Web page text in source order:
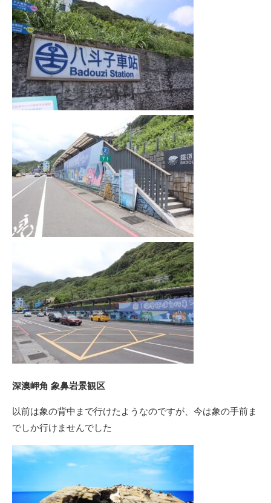
深澳岬角 象鼻岩景観区
以前は象の背中まで行けたようなのですが、今は象の手前ま
でしか行けませんでした